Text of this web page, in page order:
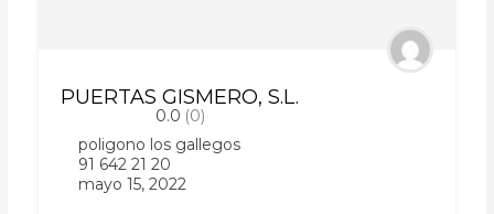
PUERTAS GISMERO, S.L.
0.0 (0)
poligono los gallegos
91 642 21 20
mayo 15, 2022